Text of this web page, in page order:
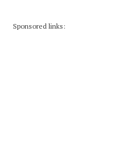
Sponsored links: